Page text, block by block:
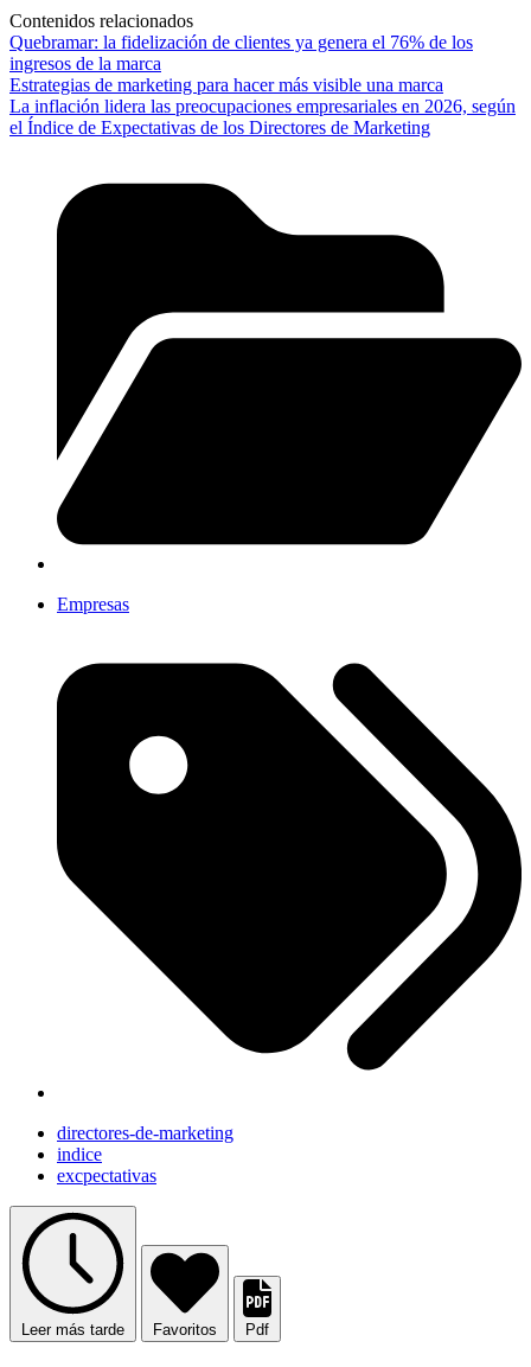
Contenidos relacionados
Quebramar: la fidelización de clientes ya genera el 76% de los
ingresos de la marca
Estrategias de marketing para hacer más visible una marca
La inflación lidera las preocupaciones empresariales en 2026, según
el Índice de Expectativas de los Directores de Marketing
Empresas
directores-de-marketing
indice
excpectativas
Leer más tarde Favoritos Pdf